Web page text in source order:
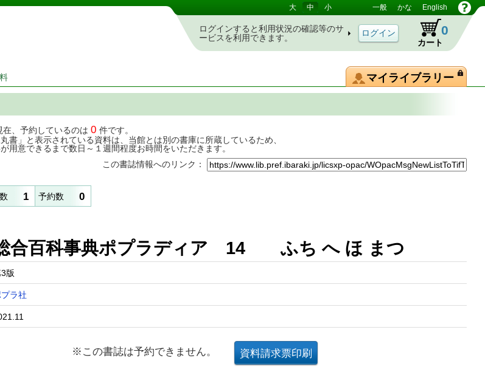
館 蔵書検索・予約システム 大 中 小 一般 かな English
ログインすると利用状況の確認等のサ
ービスを利用できます。
カート
0
マイライブラリー
、予約しているのは 0 件です。
書」と表示されている資料は、当館とは別の書庫に所蔵しているため、
用意できるまで数日～１週間程度お時間をいただきます。
この書誌情報へのリンク：
1 予約数 0
合百科事典ポプラディア 14 ふち へ ほ まつ
版
ラ社
※この書誌は予約できません。